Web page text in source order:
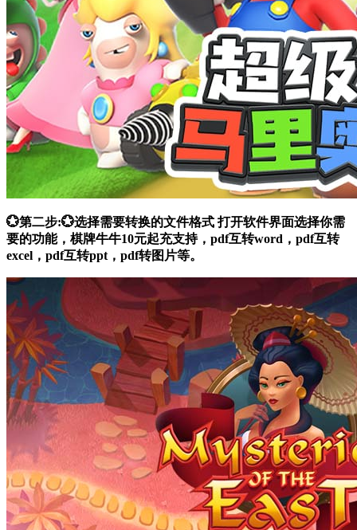
💮第二步:💮选择需要转换的文件格式 打开软件界面选择你需
要的功能，棋牌牛牛10元起充支持，pdf互转word，pdf互转
excel，pdf互转ppt，pdf转图片等。